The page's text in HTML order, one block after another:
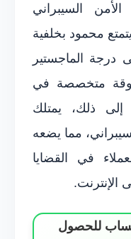
السيبراني
محمود بخلفية
الماجستير
متخصصة في
إلى ذلك، يمتلك
مما يضعه
في القضايا
الإنترنت.
للحصول